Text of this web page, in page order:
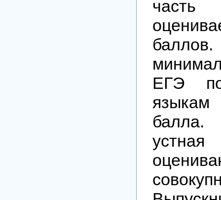
часть
ЕГЭ
языкам
балла.
устная